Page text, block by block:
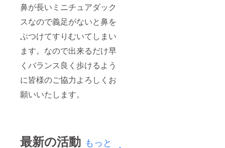
鼻が長いミニチュアダック
スなので義足がないと鼻を
ぶつけてすりむいてしまい
ます。なので出来るだけ早
くバランス良く歩けるよう
に皆様のご協力よろしくお
願いいたします。
最新の活動 もっと